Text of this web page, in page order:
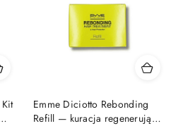
Emme Diciotto Rebonding
Refill — kuracja regenerująca